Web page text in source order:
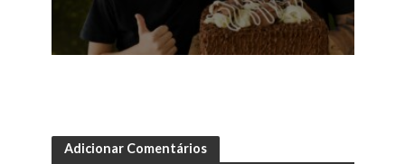
Adicionar Comentários